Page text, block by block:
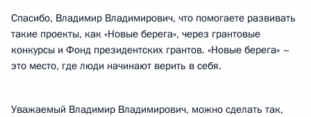
Спасибо, Владимир Владимирович, что помогаете развивать
такие проекты, как «Новые берега», через грантовые
конкурсы и Фонд президентских грантов. «Новые берега» –
это место, где люди начинают верить в себя.
Уважаемый Владимир Владимирович, можно сделать так,